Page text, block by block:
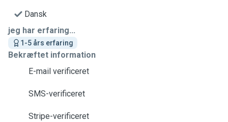
Dansk
jeg har erfaring...
1-5 års erfaring
Bekræftet information
E-mail verificeret
SMS-verificeret
Stripe-verificeret